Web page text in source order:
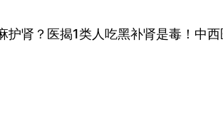
护肾？医揭1类人吃黑补肾是毒！中